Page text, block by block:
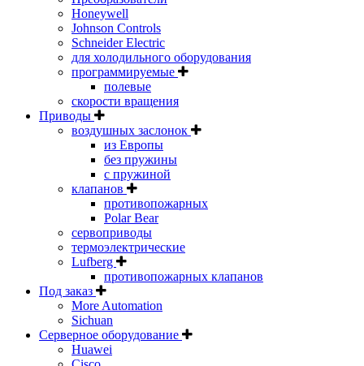
Honeywell
Johnson Controls
Schneider Electric
для холодильного оборудования
программируемые
полевые
скорости вращения
Приводы
воздушных заслонок
из Европы
без пружины
с пружиной
клапанов
противопожарных
Polar Bear
сервоприводы
термоэлектрические
Lufberg
противопожарных клапанов
Под заказ
More Automation
Sichuan
Серверное оборудование
Huawei